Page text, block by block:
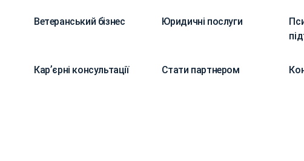
Ветеранський бізнес Юридичні послуги
Карʼєрні консультації Стати партнером